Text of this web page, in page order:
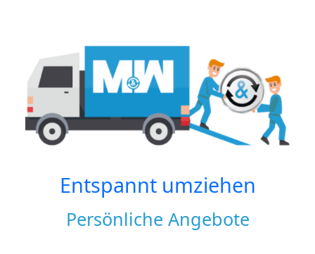
Entspannt umziehen
Persönliche Angebote